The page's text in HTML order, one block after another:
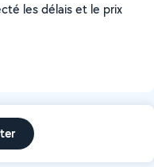
les délais et le prix